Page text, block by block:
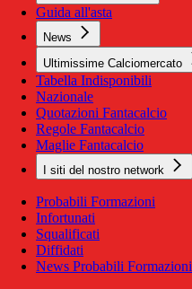
Guida all'asta
News
Ultimissime Calciomercato
Tabella Indisponibili
Nazionale
Quotazioni Fantacalcio
Regole Fantacalcio
Maglie Fantacalcio
I siti del nostro network
Probabili Formazioni
Infortunati
Squalificati
Diffidati
News Probabili Formazioni